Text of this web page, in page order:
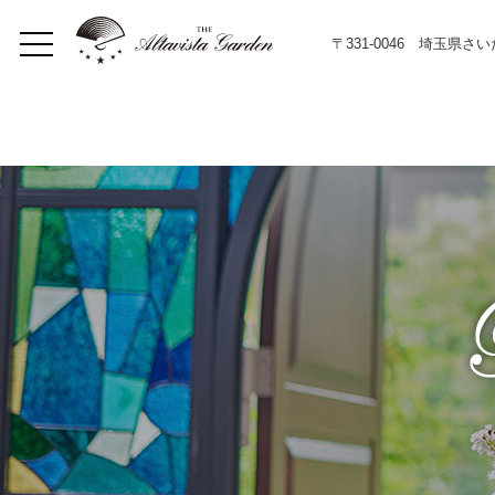
〒331-0046 埼玉県さい
Concept
Restaurant
イベント
メニュー
Lunch
Dinner
Bar